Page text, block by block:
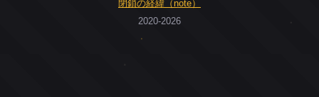
閉鎖の経緯（note）
2020-2026